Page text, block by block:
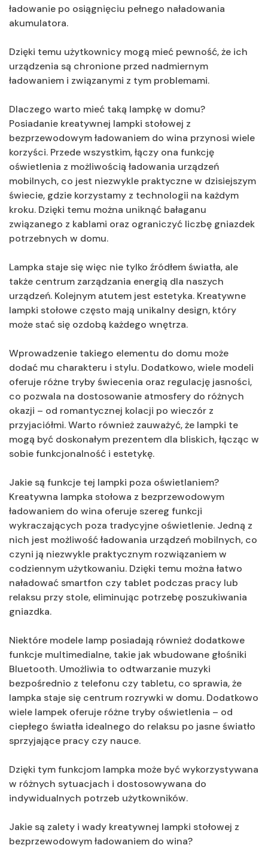
ładowanie po osiągnięciu pełnego naładowania
akumulatora.
Dzięki temu użytkownicy mogą mieć pewność, że ich
urządzenia są chronione przed nadmiernym
ładowaniem i związanymi z tym problemami.
Dlaczego warto mieć taką lampkę w domu?
Posiadanie kreatywnej lampki stołowej z
bezprzewodowym ładowaniem do wina przynosi wiele
korzyści. Przede wszystkim, łączy ona funkcję
oświetlenia z możliwością ładowania urządzeń
mobilnych, co jest niezwykle praktyczne w dzisiejszym
świecie, gdzie korzystamy z technologii na każdym
kroku. Dzięki temu można uniknąć bałaganu
związanego z kablami oraz ograniczyć liczbę gniazdek
potrzebnych w domu.
Lampka staje się więc nie tylko źródłem światła, ale
także centrum zarządzania energią dla naszych
urządzeń. Kolejnym atutem jest estetyka. Kreatywne
lampki stołowe często mają unikalny design, który
może stać się ozdobą każdego wnętrza.
Wprowadzenie takiego elementu do domu może
dodać mu charakteru i stylu. Dodatkowo, wiele modeli
oferuje różne tryby świecenia oraz regulację jasności,
co pozwala na dostosowanie atmosfery do różnych
okazji – od romantycznej kolacji po wieczór z
przyjaciółmi. Warto również zauważyć, że lampki te
mogą być doskonałym prezentem dla bliskich, łącząc w
sobie funkcjonalność i estetykę.
Jakie są funkcje tej lampki poza oświetlaniem?
Kreatywna lampka stołowa z bezprzewodowym
ładowaniem do wina oferuje szereg funkcji
wykraczających poza tradycyjne oświetlenie. Jedną z
nich jest możliwość ładowania urządzeń mobilnych, co
czyni ją niezwykle praktycznym rozwiązaniem w
codziennym użytkowaniu. Dzięki temu można łatwo
naładować smartfon czy tablet podczas pracy lub
relaksu przy stole, eliminując potrzebę poszukiwania
gniazdka.
Niektóre modele lamp posiadają również dodatkowe
funkcje multimedialne, takie jak wbudowane głośniki
Bluetooth. Umożliwia to odtwarzanie muzyki
bezpośrednio z telefonu czy tabletu, co sprawia, że
lampka staje się centrum rozrywki w domu. Dodatkowo
wiele lampek oferuje różne tryby oświetlenia – od
ciepłego światła idealnego do relaksu po jasne światło
sprzyjające pracy czy nauce.
Dzięki tym funkcjom lampka może być wykorzystywana
w różnych sytuacjach i dostosowywana do
indywidualnych potrzeb użytkowników.
Jakie są zalety i wady kreatywnej lampki stołowej z
bezprzewodowym ładowaniem do wina?